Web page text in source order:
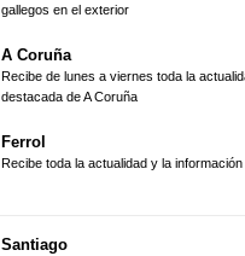
gallegos en el exterior
A Coruña
Recibe de lunes a viernes toda la
destacada de A Coruña
Ferrol
Recibe toda la actualidad y la
Santiago